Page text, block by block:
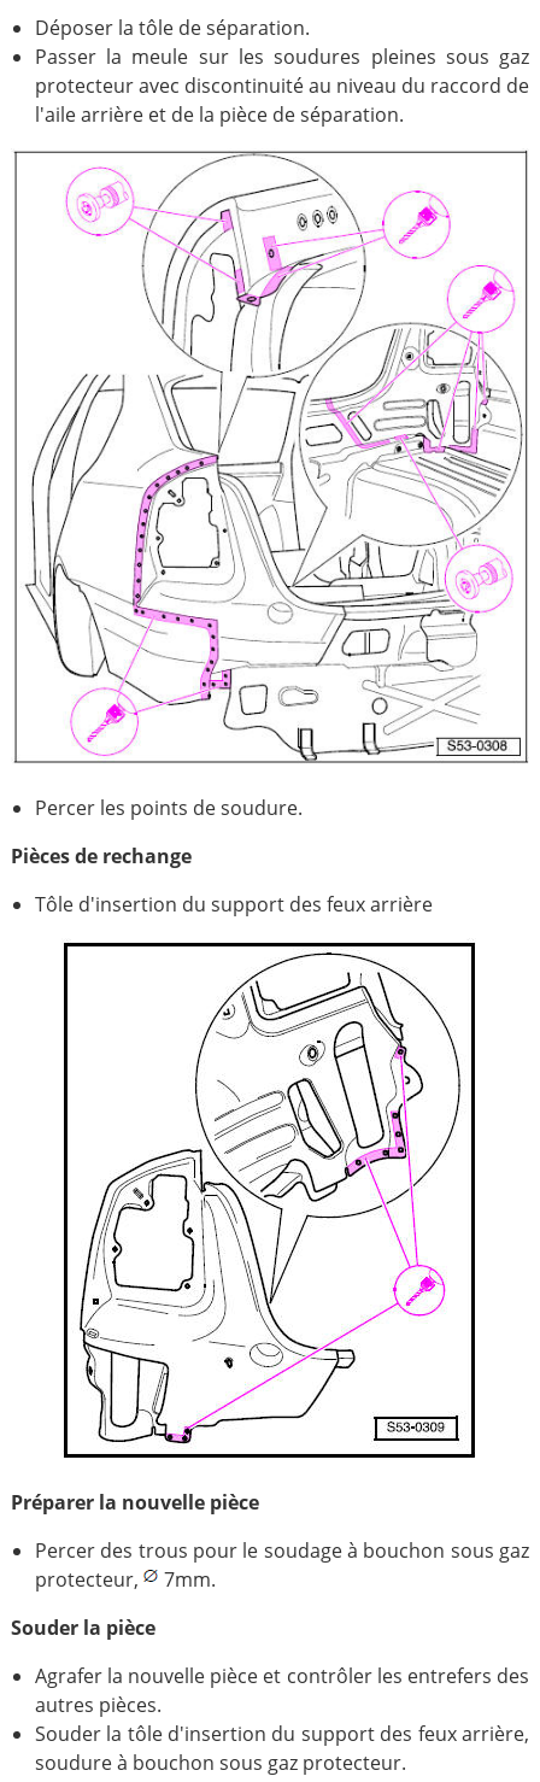
Déposer la tôle de séparation.
Passer la meule sur les soudures pleines sous gaz
protecteur avec discontinuité au niveau du raccord de
l'aile arrière et de la pièce de séparation.
Percer les points de soudure.
Pièces de rechange
Tôle d'insertion du support des feux arrière
Préparer la nouvelle pièce
Percer des trous pour le soudage à bouchon sous gaz
protecteur,
7mm.
Souder la pièce
Agrafer la nouvelle pièce et contrôler les entrefers des
autres pièces.
Souder la tôle d'insertion du support des feux arrière,
soudure à bouchon sous gaz protecteur.